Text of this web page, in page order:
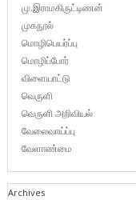
மு.இராமகிருட்டிணன்
முகநூல்
மொழிபெயர்ப்பு
மொழிப்போர்
விளையாட்டு
வெருளி
வெருளி அறிவியல்
வேலைவாய்ப்பு
வேளாண்மை
Archives